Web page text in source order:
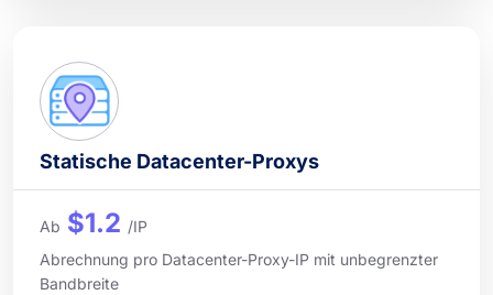
Statische Datacenter-Proxys
Ab $1.2 /IP
Abrechnung pro Datacenter-Proxy-IP mit unbegrenzter
Bandbreite